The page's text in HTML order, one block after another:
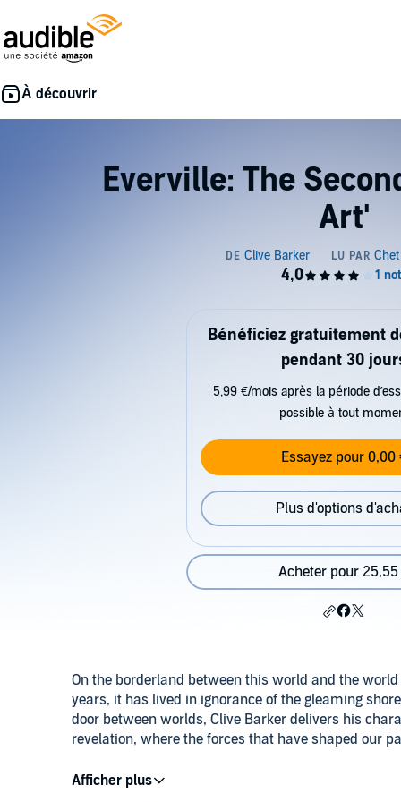
Everville: The
Art'
Bénéficiez gratuitement
pendant 30
5,99 €/mois après la période
possible à tout
Essayez pour 0,00
Plus d'options
Acheter pour 25,55
On the borderland between this world and the
years, it has lived in ignorance of the gleaming
door between worlds, Clive Barker delivers his
revelation, where the forces that have shaped our
©1994 Clive Barker Ink (P)2015 David N. Wilson